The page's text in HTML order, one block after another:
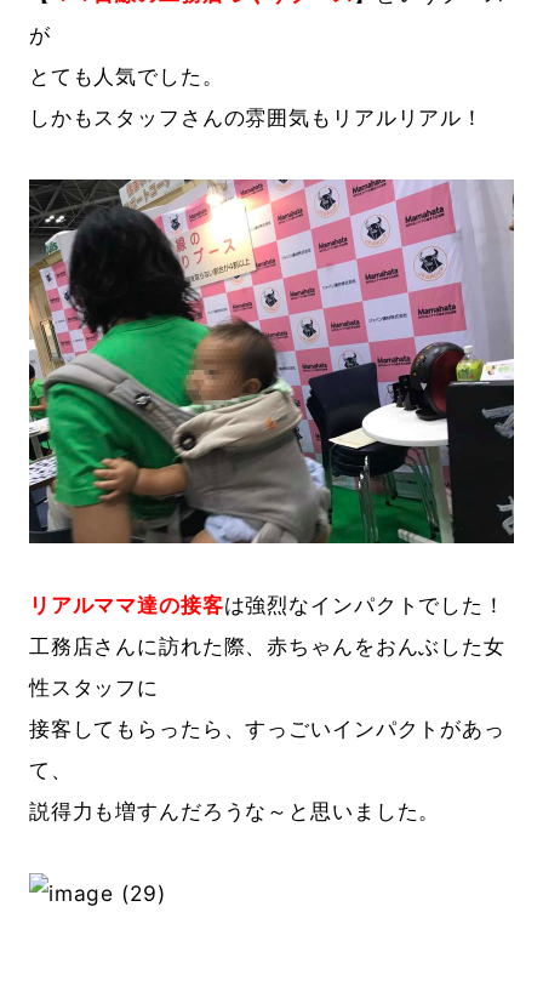
が
とても人気でした。
しかもスタッフさんの雰囲気もリアルリアル！
リアルママ達の接客は強烈なインパクトでした！
工務店さんに訪れた際、赤ちゃんをおんぶした女
性スタッフに
接客してもらったら、すっごいインパクトがあっ
て、
説得力も増すんだろうな～と思いました。